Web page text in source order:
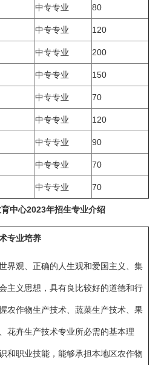
中专专业 80
中专专业 120
中专专业 200
中专专业 150
中专专业 70
中专专业 120
中专专业 90
中专专业 70
中专专业 70
中心2023年招生专业介绍
专业培养
界观、正确的人生观和爱国主义、集
主义思想，具有良比较好的道德和行
农作物生产技术、蔬菜生产技术、果
花卉生产技术专业所必需的基本理
和职业技能，能够承担本地区农作物